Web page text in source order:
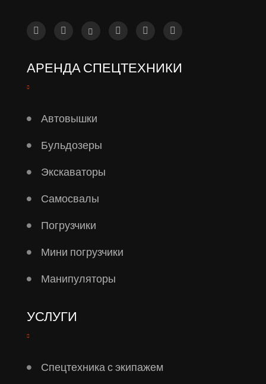
АРЕНДА СПЕЦТЕХНИКИ
Автовышки
Бульдозеры
Экскаваторы
Самосвалы
Погрузчики
Мини погрузчики
Манипуляторы
УСЛУГИ
Спецтехника с экипажем